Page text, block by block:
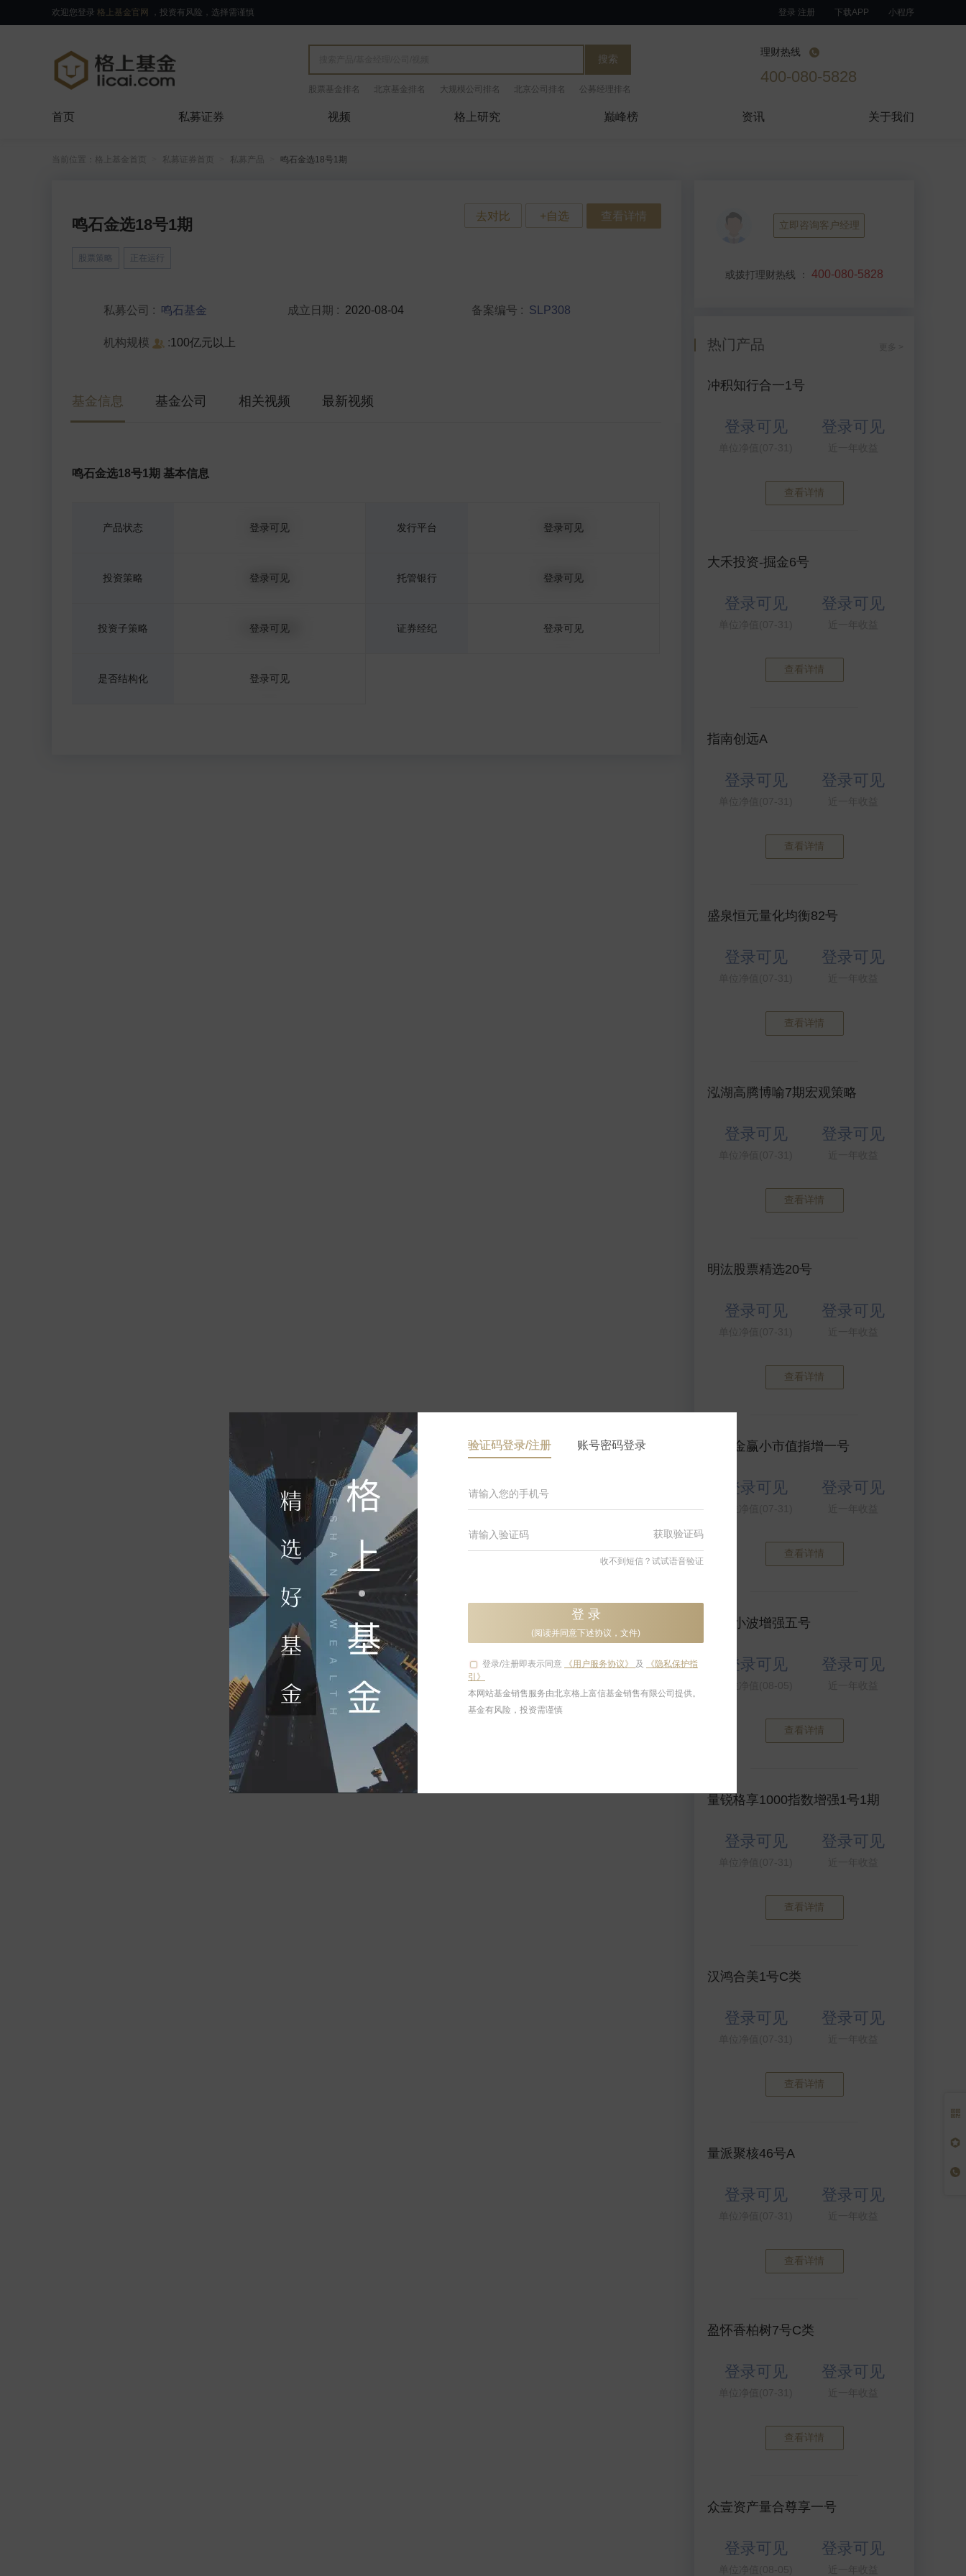
欢迎您登录 格上基金官网 ，投资有风险，选择需谨慎 登录 注册 下载APP 小程序
搜索
股票基金排名 北京基金排名 大规模公司排名 北京公司排名 公募经理排名
理财热线
400-080-5828
首页 私募证券 视频 格上研究 巅峰榜 资讯 关于我们
当前位置： 格上基金首页 私募证券首页 私募产品 鸣石金选18号1期
鸣石金选18号1期
股票策略 正在运行
查看详情
私募公司 : 鸣石基金 成立日期 : 2020-08-04 备案编号 : SLP308
机构规模 :100亿元以上
基金信息 基金公司 相关视频 最新视频
鸣石金选18号1期 基本信息
产品状态 正在运行
登录可见 发行平台 鸣石投资
登录可见
投资策略 股票策略
登录可见 托管银行 招商证券
登录可见
投资子策略 中证500指增
登录可见 证券经纪 --
登录可见
是否结构化 --
登录可见
立即咨询客户经理
或拨打理财热线 ： 400-080-5828
热门产品
冲积知行合一1号
登录可见 登录可见
查看详情
大禾投资-掘金6号
登录可见 登录可见
查看详情
指南创远A
登录可见 登录可见
查看详情
盛泉恒元量化均衡82号
登录可见 登录可见
查看详情
泓湖高腾博喻7期宏观策略
登录可见 登录可见
查看详情
明汯股票精选20号
登录可见 登录可见
查看详情
衍复金赢小市值指增一号
登录可见 登录可见
查看详情
乐水小波增强五号
登录可见 登录可见
查看详情
量锐格享1000指数增强1号1期
登录可见 登录可见
查看详情
汉鸿合美1号C类
登录可见 登录可见
查看详情
量派聚核46号A
登录可见 登录可见
查看详情
盈怀香柏树7号C类
登录可见 登录可见
查看详情
众壹资产量合尊享一号
登录可见 登录可见
验证码登录/注册 账号密码登录
获取验证码
收不到短信？试试语音验证
登 录
(阅读并同意下述协议，文件)
登录/注册即表示同意 《用户服务协议》 及
《隐私保护指
引》
本网站基金销售服务由北京格上富信基金销售有限公司提供。
基金有风险，投资需谨慎